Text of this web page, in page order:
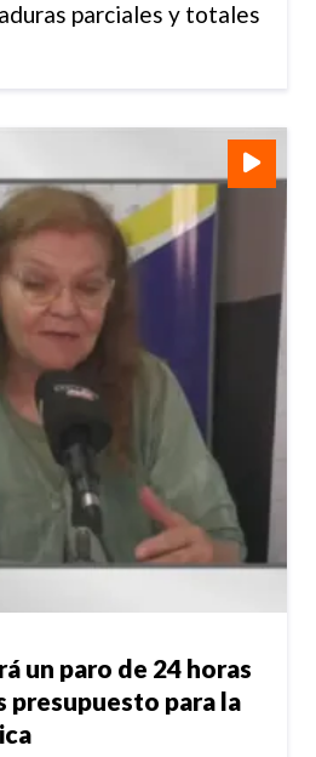
parciales y totales
un paro de 24 horas
presupuesto para la